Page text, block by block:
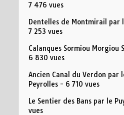
7 476 vues
Dentelles de Montmirail par
7 253 vues
Calanques Sormiou Morgiou
6 830 vues
Ancien Canal du Verdon par
Peyrolles- 6 710 vues
Le Sentier des Bans par le
vues